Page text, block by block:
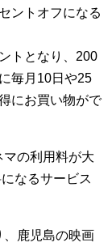
ントオフになる
トとなり、200
毎月10日や25
にお買い物がで
の利用料が大
なるサービス
、鹿児島の映画